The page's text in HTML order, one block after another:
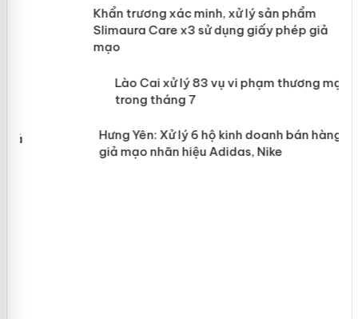
Khẩn trương xác minh, xử lý sản phẩm
Slimaura Care x3 sử dụng giấy phép
giả mạo
mại trong tháng 7